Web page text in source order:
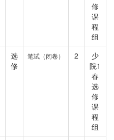
修
课
程
组
选
修
笔试（闭卷） 2
少
院1
春
选
修
课
程
组